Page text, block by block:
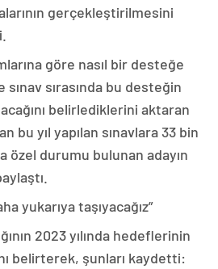
gerçekleştirilmesini
göre nasıl bir desteğe
sınav sırasında bu desteğin
belirlediklerini aktaran
bu yıl yapılan sınavlara 33 bin
özel durumu bulunan adayın
yukarıya taşıyacağız”
2023 yılında hedeflerinin
belirterek, şunları kaydetti: